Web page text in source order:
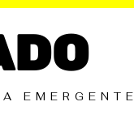
EMERGENTE